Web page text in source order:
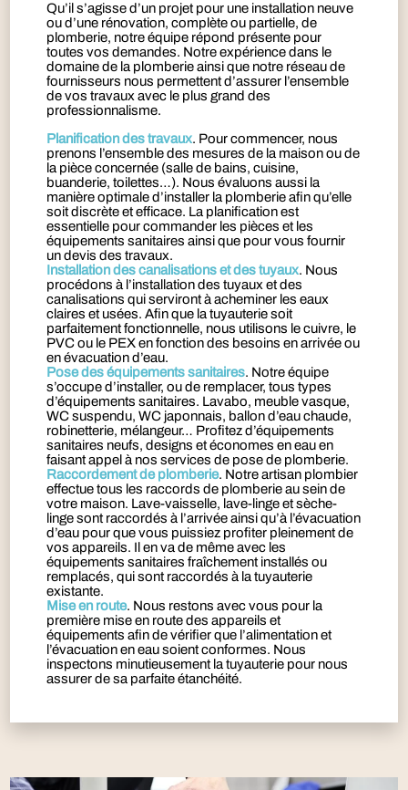
Qu’il s’agisse d’un projet pour une installation neuve
ou d’une rénovation, complète ou partielle, de
plomberie, notre équipe répond présente pour
toutes vos demandes. Notre expérience dans le
domaine de la plomberie ainsi que notre réseau de
fournisseurs nous permettent d’assurer l’ensemble
de vos travaux avec le plus grand des
professionnalisme.
Planification des travaux. Pour commencer, nous
prenons l’ensemble des mesures de la maison ou de
la pièce concernée (salle de bains, cuisine,
buanderie, toilettes…). Nous évaluons aussi la
manière optimale d’installer la plomberie afin qu’elle
soit discrète et efficace. La planification est
essentielle pour commander les pièces et les
équipements sanitaires ainsi que pour vous fournir
un devis des travaux.
Installation des canalisations et des tuyaux. Nous
procédons à l’installation des tuyaux et des
canalisations qui serviront à acheminer les eaux
claires et usées. Afin que la tuyauterie soit
parfaitement fonctionnelle, nous utilisons le cuivre, le
PVC ou le PEX en fonction des besoins en arrivée ou
en évacuation d’eau.
Pose des équipements sanitaires. Notre équipe
s’occupe d’installer, ou de remplacer, tous types
d’équipements sanitaires. Lavabo, meuble vasque,
WC suspendu, WC japonnais, ballon d’eau chaude,
robinetterie, mélangeur… Profitez d’équipements
sanitaires neufs, designs et économes en eau en
faisant appel à nos services de pose de plomberie.
Raccordement de plomberie. Notre artisan plombier
effectue tous les raccords de plomberie au sein de
votre maison. Lave-vaisselle, lave-linge et sèche-
linge sont raccordés à l’arrivée ainsi qu’à l’évacuation
d’eau pour que vous puissiez profiter pleinement de
vos appareils. Il en va de même avec les
équipements sanitaires fraîchement installés ou
remplacés, qui sont raccordés à la tuyauterie
existante.
Mise en route. Nous restons avec vous pour la
première mise en route des appareils et
équipements afin de vérifier que l’alimentation et
l’évacuation en eau soient conformes. Nous
inspectons minutieusement la tuyauterie pour nous
assurer de sa parfaite étanchéité.